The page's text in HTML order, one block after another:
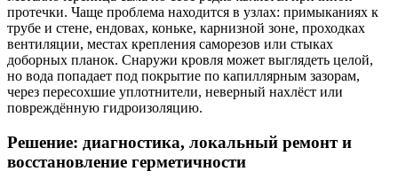
протечки. Чаще проблема находится в узлах: примыканиях к
трубе и стене, ендовах, коньке, карнизной зоне, проходках
вентиляции, местах крепления саморезов или стыках
доборных планок. Снаружи кровля может выглядеть целой,
но вода попадает под покрытие по капиллярным зазорам,
через пересохшие уплотнители, неверный нахлёст или
повреждённую гидроизоляцию.
Решение: диагностика, локальный ремонт и
восстановление герметичности